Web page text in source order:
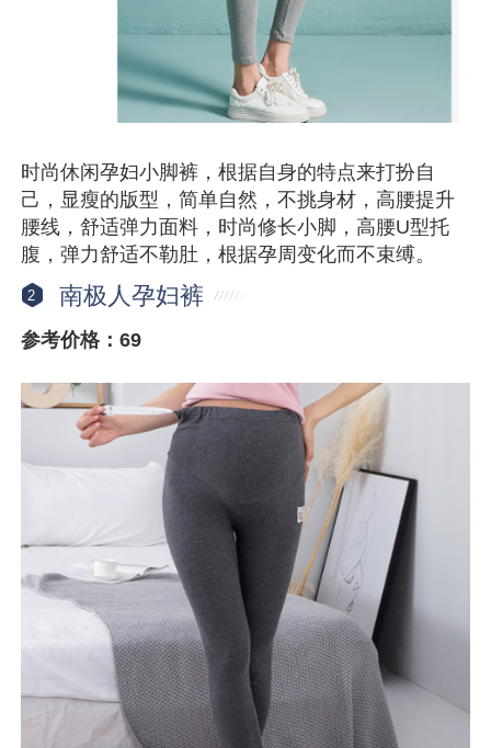
时尚休闲孕妇小脚裤，根据自身的特点来打扮自
己，显瘦的版型，简单自然，不挑身材，高腰提升
腰线，舒适弹力面料，时尚修长小脚，高腰U型托
腹，弹力舒适不勒肚，根据孕周变化而不束缚。
2 南极人孕妇裤
参考价格：69